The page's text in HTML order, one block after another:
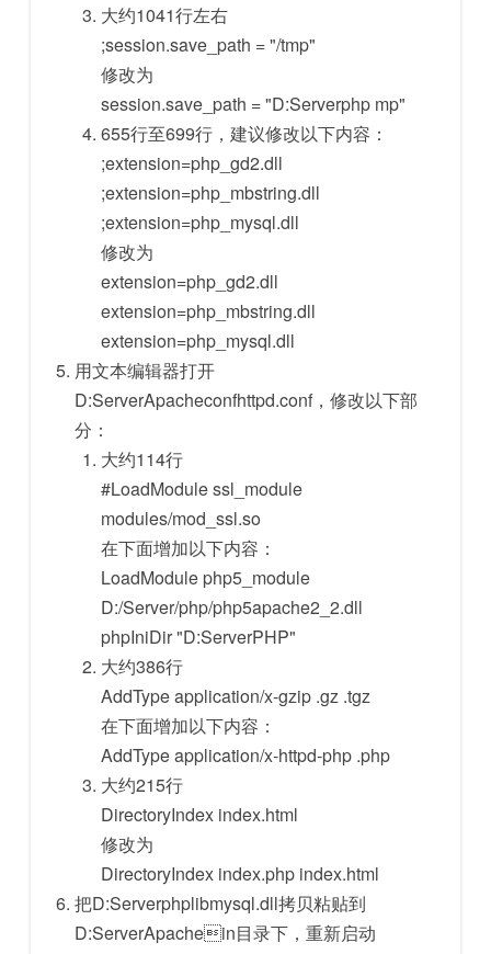
大约1041行左右
;session.save_path = "/tmp"
修改为
session.save_path = "D:Serverphp mp"
655行至699行，建议修改以下内容：
;extension=php_gd2.dll
;extension=php_mbstring.dll
;extension=php_mysql.dll
修改为
extension=php_gd2.dll
extension=php_mbstring.dll
extension=php_mysql.dll
用文本编辑器打开
D:ServerApacheconfhttpd.conf，修改以下部
分：
大约114行
#LoadModule ssl_module
modules/mod_ssl.so
在下面增加以下内容：
LoadModule php5_module
D:/Server/php/php5apache2_2.dll
phpIniDir "D:ServerPHP"
大约386行
AddType application/x-gzip .gz .tgz
在下面增加以下内容：
AddType application/x-httpd-php .php
大约215行
DirectoryIndex index.html
修改为
DirectoryIndex index.php index.html
把D:Serverphplibmysql.dll拷贝粘贴到
D:ServerApachein目录下，重新启动